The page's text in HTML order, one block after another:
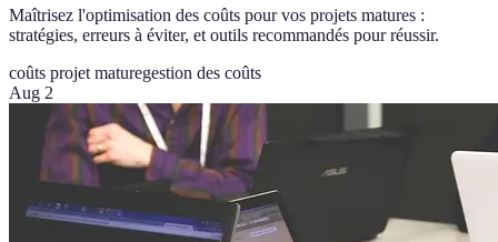
Maîtrisez l'optimisation des coûts pour vos projets matures :
stratégies, erreurs à éviter, et outils recommandés pour réussir.
coûts projet maturegestion des coûts
Aug 2